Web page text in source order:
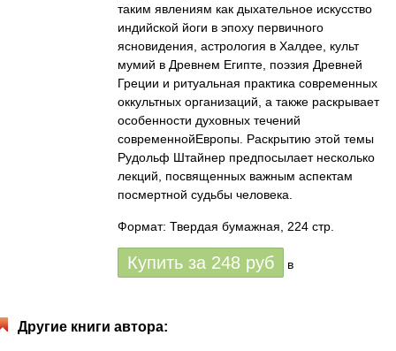
таким явлениям как дыхательное искусство
индийской йоги в эпоху первичного
ясновидения, астрология в Халдее, культ
мумий в Древнем Египте, поэзия Древней
Греции и ритуальная практика современных
оккультных организаций, а также раскрывает
особенности духовных течений
современнойЕвропы. Раскрытию этой темы
Рудольф Штайнер предпосылает несколько
лекций, посвященных важным аспектам
посмертной судьбы человека.
Формат: Твердая бумажная, 224 стр.
Купить за 248 руб в
Другие книги автора: